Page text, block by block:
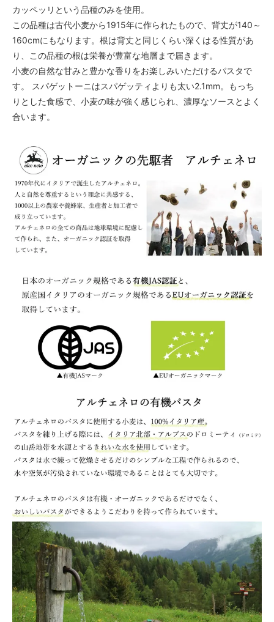
カッペッリという品種のみを使用。
この品種は古代小麦から1915年に作られたもので、背丈が140～
160cmにもなります。根は背丈と同じくらい深くはる性質があ
り、この品種の根は栄養が豊富な地層まで届きます。
小麦の自然な甘みと豊かな香りをお楽しみいただけるパスタで
す。 スパゲットーニはスパゲッティよりも太い2.1mm。もっち
りとした食感で、小麦の味が強く感じられ、濃厚なソースとよく
合います。